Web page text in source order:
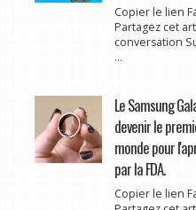
Copier le lien
Partagez cet
conversation
...
Le Samsung
devenir le
monde pour
par la FDA.
Copier le lien